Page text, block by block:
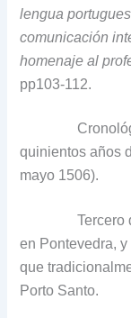
lengua
comunicación
homenaje al
pp103-112.
quinientos años
mayo 1506).
Tercero
en Pontevedra,
que
Porto Santo.